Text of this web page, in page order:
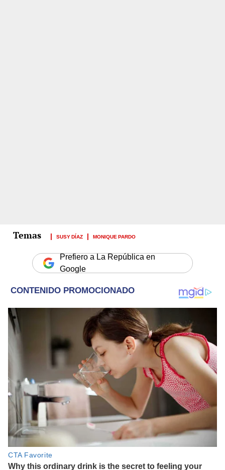
SUSY DÍAZ MONIQUE PARDO
Prefiero a La República en
Google